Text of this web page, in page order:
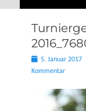
Posted
on
5. Januar 2017
Kommentar